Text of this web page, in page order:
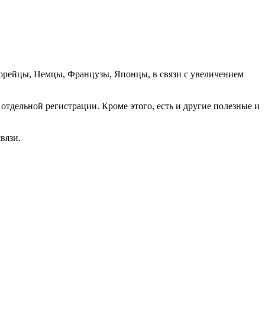
Немцы, Французы, Японцы, в связи с увеличением
регистрации. Кроме этого, есть и другие полезные и